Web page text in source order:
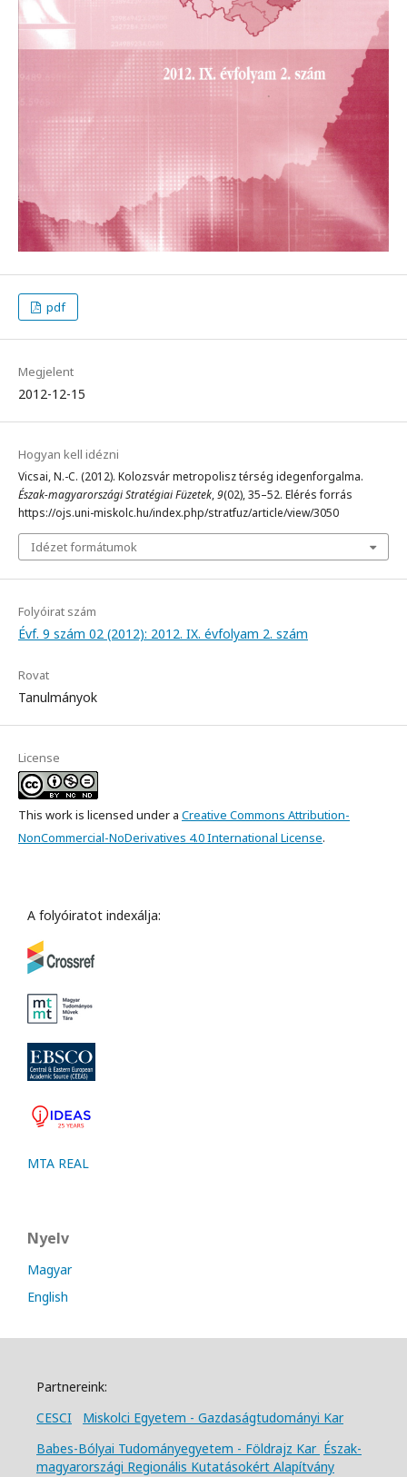
pdf
Megjelent
2012-12-15
Hogyan kell idézni
Vicsai, N.-C. (2012). Kolozsvár metropolisz térség idegenforgalma.
Észak-magyarországi Stratégiai Füzetek,9(02), 35–52. Elérés forrás
https://ojs.uni-miskolc.hu/index.php/stratfuz/article/view/3050
Idézet formátumok
Folyóirat szám
Évf. 9 szám 02 (2012): 2012. IX. évfolyam 2. szám
Rovat
Tanulmányok
License
This work is licensed under a Creative Commons Attribution-
NonCommercial-NoDerivatives 4.0 International License.
A folyóiratot indexálja:
MTA REAL
Nyelv
Magyar
English
Partnereink:
CESCI
Miskolci Egyetem - Gazdaságtudományi Kar
Babes-Bólyai Tudományegyetem - Földrajz Kar Észak-
magyarországi Regionális Kutatásokért Alapítvány